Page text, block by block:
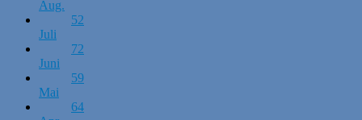
Aug.
52
Juli
72
Juni
59
Mai
64